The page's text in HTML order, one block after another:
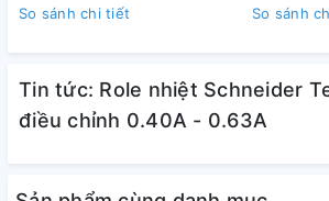
So sánh chi tiết So sánh
Tin tức: Role nhiệt Schneider
điều chỉnh 0.40A - 0.63A